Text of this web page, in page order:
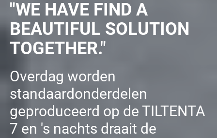
"WE HAVE FIND A
BEAUTIFUL SOLUTION
TOGETHER."
Overdag worden
standaardonderdelen
geproduceerd op de TILTENTA
7 en 's nachts draait de